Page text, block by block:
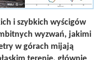
i szybkich wyścigów
wyzwań, jakimi
w górach mijają